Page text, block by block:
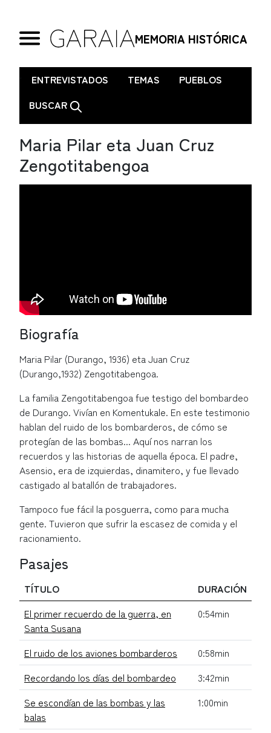
MEMORIA HISTÓRICA
. ENTREVISTADOS TEMAS
PUEBLOS
BUSCAR
Maria Pilar eta Juan Cruz
Zengotitabengoa
Biografía
Maria Pilar (Durango, 1936) eta Juan Cruz
(Durango,1932) Zengotitabengoa.
La familia Zengotitabengoa fue testigo del bombardeo
de Durango. Vivían en Komentukale. En este testimonio
hablan del ruido de los bombarderos, de cómo se
protegían de las bombas... Aquí nos narran los
recuerdos y las historias de aquella época. El padre,
Asensio, era de izquierdas, dinamitero, y fue llevado
castigado al batallón de trabajadores.
Tampoco fue fácil la posguerra, como para mucha
gente. Tuvieron que sufrir la escasez de comida y el
racionamiento.
Pasajes
TÍTULO
DURACIÓN
El primer recuerdo de la guerra, en
Santa Susana
0:54min
El ruido de los aviones bombarderos
0:58min
Recordando los días del bombardeo
3:42min
Se escondían de las bombas y las
balas
1:00min